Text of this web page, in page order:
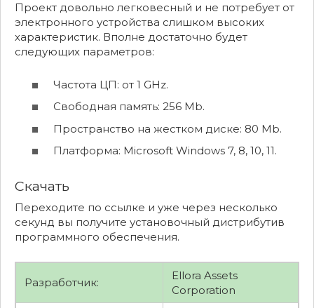
Проект довольно легковесный и не потребует от
электронного устройства слишком высоких
характеристик. Вполне достаточно будет
следующих параметров:
Частота ЦП: от 1 GHz.
Свободная память: 256 Mb.
Пространство на жестком диске: 80 Mb.
Платформа: Microsoft Windows 7, 8, 10, 11.
Скачать
Переходите по ссылке и уже через несколько
секунд вы получите установочный дистрибутив
программного обеспечения.
Разработчик:
Ellora Assets
Corporation